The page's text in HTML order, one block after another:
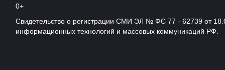
0+
Свидетельство о регистрации СМИ ЭЛ № ФС 77 - 62739 от
информационных технологий и массовых коммуникаций РФ.